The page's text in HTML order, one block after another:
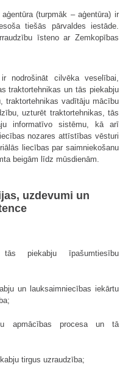
(turpmāk – aģentūra) ir
tiešās pārvaldes iestāde.
īsteno ar Zemkopības
nodrošināt cilvēka veselībai,
traktortehnikas un tās piekabju
traktortehnikas vadītāju mācību
uzturēt traktortehnikas, tās
informatīvo sistēmu, kā arī
nozares attīstības vēsturi
liecības par saimniekošanu
beigām līdz mūsdienām.
uzdevumi un
piekabju īpašumtiesību
un lauksaimniecības iekārtu
apmācības procesa un tā
tirgus uzraudzība;